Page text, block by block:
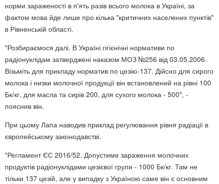
норми зараженості в п'ять разів всього молока в Україні, за
фактом мова йде лише про кілька "критичних населених пунктів"
в Рівненській області.
"Розбираємося далі. В Україні гігієнічні нормативи по
радіонуклідам затверджені наказом МОЗ №256 від 03.05.2006.
Візьміть для прикладу норматив по цезію-137. Дійсно для сирого
молока і низки молочної продукції він встановлений на рівні 100
Бк/кг, для масла та сирів 200, для сухого молока - 500", -
пояснив він.
При цьому Лапа наводив приклад регулювання рівня радіації в
європейському законодавстві.
"Регламент ЄС 2016/52. Допустиме зараження молочних
продуктів радіонуклідами цезієвої групи - 1000 Бк/кг. Там не
тільки 137 цезій, але у випадку з Україною саме він є основним